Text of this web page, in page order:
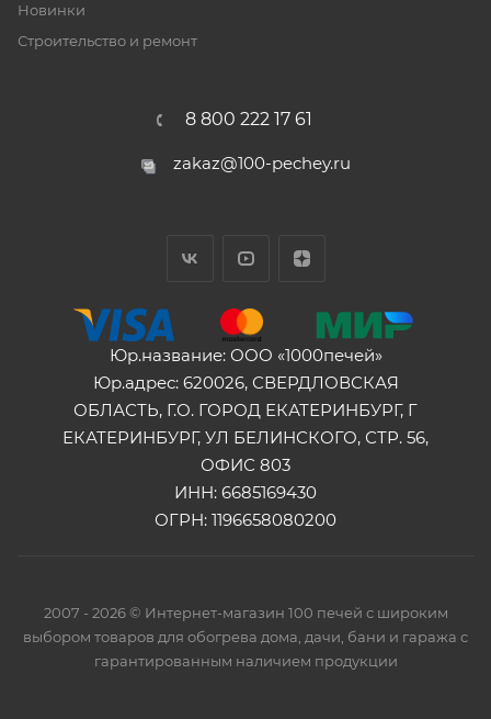
Новинки
Строительство и ремонт
8 800 222 17 61
zakaz@100-pechey.ru
Юр.название: ООО «1000печей»
Юр.адрес: 620026, СВЕРДЛОВСКАЯ
ОБЛАСТЬ, Г.О. ГОРОД ЕКАТЕРИНБУРГ, Г
ЕКАТЕРИНБУРГ, УЛ БЕЛИНСКОГО, СТР. 56,
ОФИС 803
ИНН: 6685169430
ОГРН: 1196658080200
2007 - 2026 © Интернет-магазин 100 печей с широким
выбором товаров для обогрева дома, дачи, бани и гаража с
гарантированным наличием продукции